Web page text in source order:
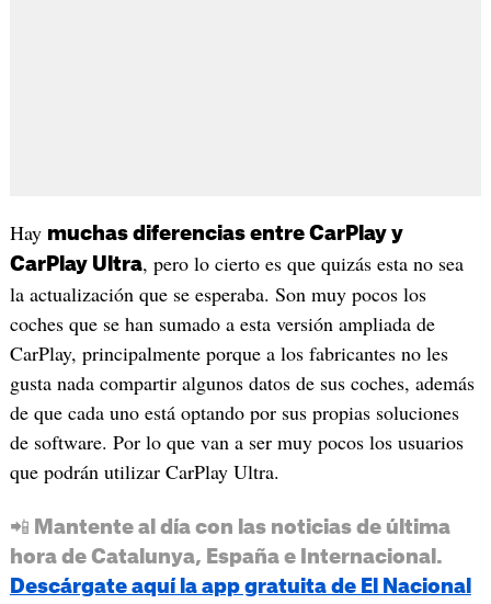
Hay muchas diferencias entre CarPlay y
CarPlay Ultra, pero lo cierto es que quizás esta no sea
la actualización que se esperaba. Son muy pocos los
coches que se han sumado a esta versión ampliada de
CarPlay, principalmente porque a los fabricantes no les
gusta nada compartir algunos datos de sus coches, además
de que cada uno está optando por sus propias soluciones
de software. Por lo que van a ser muy pocos los usuarios
que podrán utilizar CarPlay Ultra.
📲 Mantente al día con las noticias de última
hora de Catalunya, España e Internacional.
Descárgate aquí la app gratuita de El Nacional